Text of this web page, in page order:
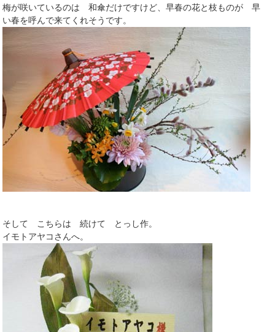
梅が咲いているのは 和傘だけですけど、早春の花と枝ものが 早
い春を呼んで来てくれそうです。
そして こちらは 続けて とっし作。
イモトアヤコさんへ。